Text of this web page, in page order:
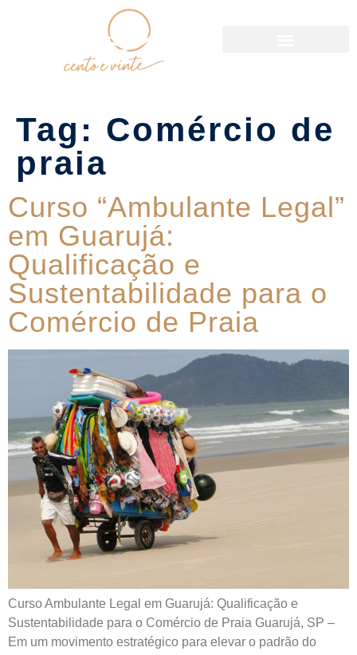
Tag: Comércio de
praia
Curso “Ambulante Legal”
em Guarujá:
Qualificação e
Sustentabilidade para o
Comércio de Praia
Curso Ambulante Legal em Guarujá: Qualificação e
Sustentabilidade para o Comércio de Praia Guarujá, SP –
Em um movimento estratégico para elevar o padrão do